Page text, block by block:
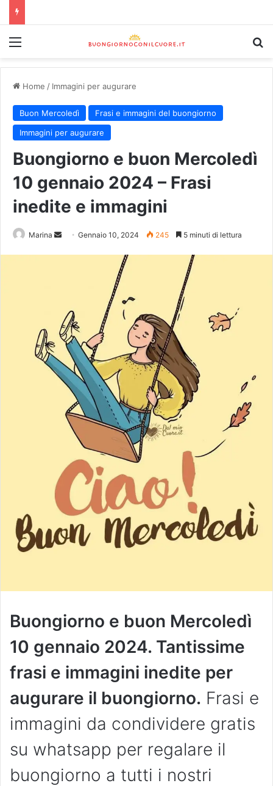
Home / Immagini per augurare
Buon Mercoledì
Frasi e immagini del buongiorno
Immagini per augurare
Buongiorno e buon Mercoledì
10 gennaio 2024 – Frasi
inedite e immagini
Marina Gennaio 10, 2024 245 5 minuti di lettura
Buongiorno e buon Mercoledì
10 gennaio 2024. Tantissime
frasi e immagini inedite per
augurare il buongiorno. Frasi e
immagini da condividere gratis
su whatsapp per regalare il
buongiorno a tutti i nostri